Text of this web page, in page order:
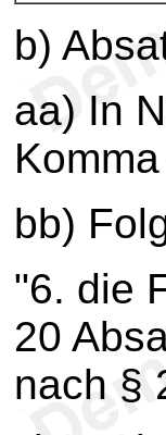
b)
aa) In
bb)
"6. die
20
nach §